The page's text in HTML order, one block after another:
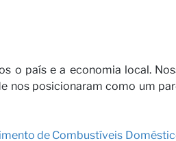
o país e a economia local.
nos posicionaram como um
de Combustíveis